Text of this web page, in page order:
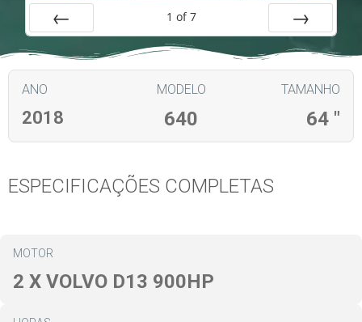
1 of 7
ANO
2018
MODELO
640
TAMANHO
64 "
ESPECIFICAÇÕES COMPLETAS
MOTOR
2 X VOLVO D13 900HP